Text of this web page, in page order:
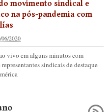
movimento sindical e
na pós-pandemia com
06/2020
vivo em alguns minutos com
sindicais de destaque